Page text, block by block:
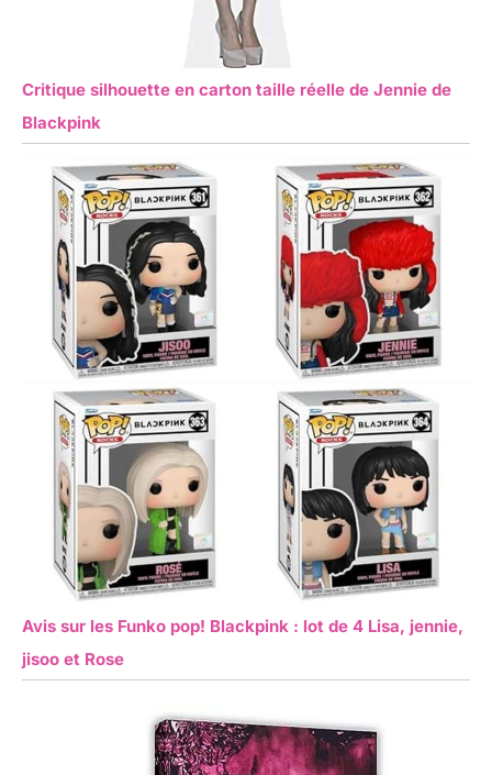
Critique silhouette en carton taille réelle de Jennie de
Blackpink
Avis sur les Funko pop! Blackpink : lot de 4 Lisa, jennie,
jisoo et Rose